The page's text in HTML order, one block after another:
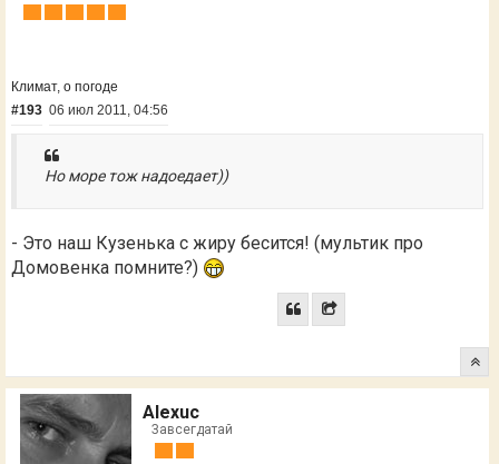
Климат, о погоде
#193 06 июл 2011, 04:56
Но море тож надоедает))
- Это наш Кузенька с жиру бесится! (мультик про
Домовенка помните?)
Alexuc
Завсегдатай